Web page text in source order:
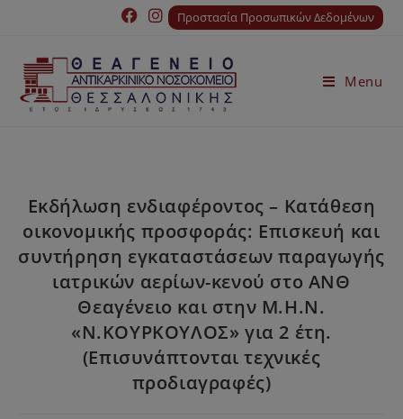
Προστασία Προσωπικών Δεδομένων
Menu
Εκδήλωση ενδιαφέροντος – Κατάθεση
οικονομικής προσφοράς: Επισκευή και
συντήρηση εγκαταστάσεων παραγωγής
ιατρικών αερίων-κενού στο ΑΝΘ
Θεαγένειο και στην Μ.Η.Ν.
«Ν.ΚΟΥΡΚΟΥΛΟΣ» για 2 έτη.
(Επισυνάπτονται τεχνικές
προδιαγραφές)